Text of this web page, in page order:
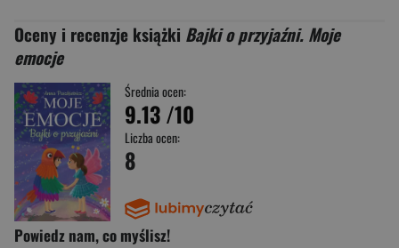
Oceny i recenzje książki Bajki o przyjaźni. Moje
emocje
Średnia ocen:
9.13/10
Liczba ocen:
8
Powiedz nam, co myślisz!